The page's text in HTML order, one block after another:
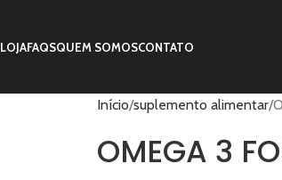
LOJAFAQSQUEM SOMOSCONTATO
Início suplemento alimentar
OMEGA 3